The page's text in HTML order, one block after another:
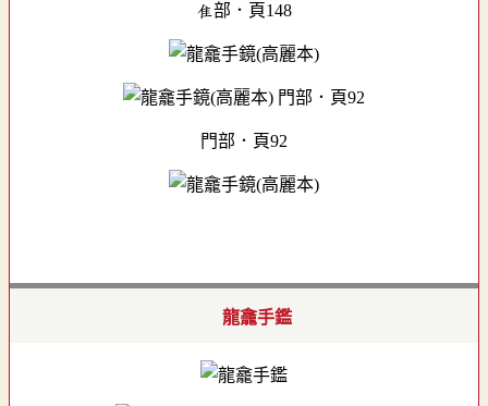
隹部．頁148
門部．頁92
龍龕手鑑